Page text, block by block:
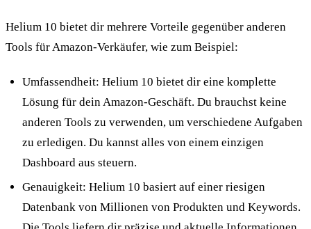
Helium 10 bietet dir mehrere Vorteile gegenüber anderen
Tools für Amazon-Verkäufer, wie zum Beispiel:
Umfassendheit: Helium 10 bietet dir eine komplette
Lösung für dein Amazon-Geschäft. Du brauchst keine
anderen Tools zu verwenden, um verschiedene Aufgaben
zu erledigen. Du kannst alles von einem einzigen
Dashboard aus steuern.
Genauigkeit: Helium 10 basiert auf einer riesigen
Datenbank von Millionen von Produkten und Keywords.